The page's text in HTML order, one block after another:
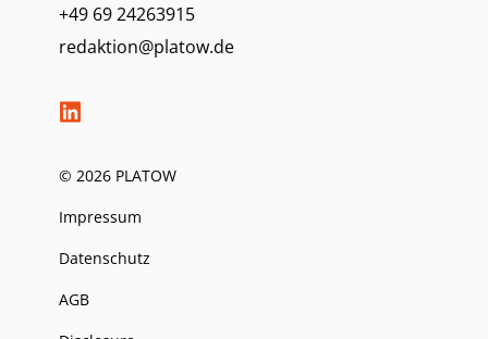
+49 69 24263915
redaktion@platow.de
© 2026 PLATOW
Impressum
Datenschutz
AGB